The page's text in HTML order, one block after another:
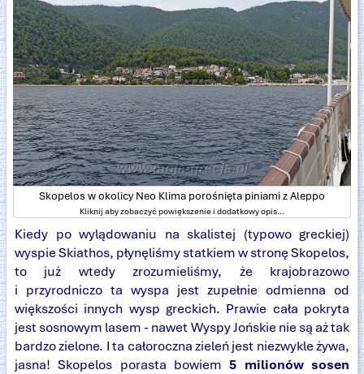
Skopelos w okolicy Neo Klima porośnięta piniami z Aleppo
Kliknij aby zobaczyć powiększenie i dodatkowy opis...
Kiedy po wylądowaniu na skalistej (typowo greckiej)
wyspie Skiathos, płynęliśmy statkiem w stronę Skopelos,
to już wtedy zrozumieliśmy, że krajobrazowo
i przyrodniczo ta wyspa jest zupełnie odmienna od
większości innych wysp greckich. Prawie cała pokryta
jest sosnowym lasem - nawet Wyspy Jońskie nie są aż tak
bardzo zielone. I ta całoroczna zieleń jest niezwykle żywa,
jasna! Skopelos porasta bowiem5 milionów sosen